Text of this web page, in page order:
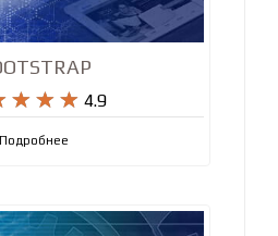
  
   4.9
Подробнее